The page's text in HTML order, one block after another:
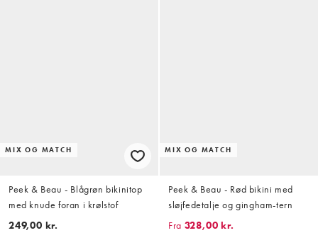
MIX OG MATCH
Peek & Beau - Blågrøn bikinitop
med knude foran i krølstof
249,00 kr.
MIX OG MATCH
Peek & Beau - Rød bikini med
sløjfedetalje og gingham-tern
Fra 328,00 kr.